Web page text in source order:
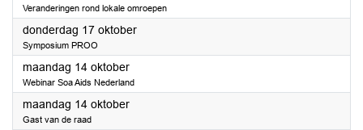
Veranderingen rond lokale omroepen
donderdag 17 oktober2024
Symposium PROO
maandag 14 oktober2024
Webinar Soa Aids Nederland
maandag 14 oktober2024
Gast van de raad